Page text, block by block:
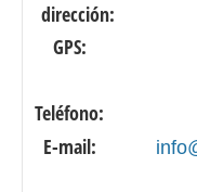
dirección:
GPS:
Teléfono:
E-mail: